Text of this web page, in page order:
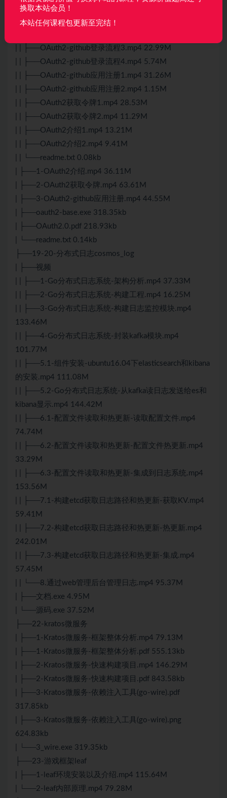
| ├──OAuth2
| | ├──OAuth2-github登录流程1.mp4 51.26M
| | ├──OAuth2-github登录流程3.mp4 22.99M
| | ├──OAuth2-github登录流程4.mp4 5.74M
| | ├──OAuth2-github应用注册1.mp4 31.26M
| | ├──OAuth2-github应用注册2.mp4 1.15M
| | ├──OAuth2获取令牌1.mp4 28.53M
| | ├──OAuth2获取令牌2.mp4 11.29M
| | ├──OAuth2介绍1.mp4 13.21M
| | ├──OAuth2介绍2.mp4 9.41M
| | └──readme.txt 0.08kb
| ├──1-OAuth2介绍.mp4 36.11M
| ├──2-OAuth2获取令牌.mp4 63.61M
| ├──3-OAuth2-github应用注册.mp4 44.55M
| ├──oauth2-base.exe 318.35kb
| ├──OAuth2.0.pdf 218.93kb
| └──readme.txt 0.14kb
├──19-20-分布式日志cosmos_log
| ├──视频
| | ├──1-Go分布式日志系统-架构分析.mp4 37.33M
| | ├──2-Go分布式日志系统-构建工程.mp4 16.25M
| | ├──3-Go分布式日志系统-构建日志监控模块.mp4
133.46M
| | ├──4-Go分布式日志系统-封装kafka模块.mp4
101.77M
| | ├──5.1-组件安装-ubuntu16.04下elasticsearch和kibana
的安装.mp4 111.08M
| | ├──5.2-Go分布式日志系统-从kafka读日志发送给es和
kibana显示.mp4 144.42M
| | ├──6.1-配置文件读取和热更新-读取配置文件.mp4
74.74M
| | ├──6.2-配置文件读取和热更新-配置文件热更新.mp4
33.29M
| | ├──6.3-配置文件读取和热更新-集成到日志系统.mp4
153.56M
| | ├──7.1-构建etcd获取日志路径和热更新-获取KV.mp4
59.41M
| | ├──7.2-构建etcd获取日志路径和热更新-热更新.mp4
242.01M
| | ├──7.3-构建etcd获取日志路径和热更新-集成.mp4
57.45M
| | └──8.通过web管理后台管理日志.mp4 95.37M
| ├──文档.exe 4.95M
| └──源码.exe 37.52M
├──22-kratos微服务
| ├──1-Kratos微服务-框架整体分析.mp4 79.13M
| ├──1-Kratos微服务-框架整体分析.pdf 555.13kb
| ├──2-Kratos微服务-快速构建项目.mp4 146.29M
| ├──2-Kratos微服务-快速构建项目.pdf 843.58kb
| ├──3-Kratos微服务-依赖注入工具(go-wire).pdf
317.85kb
| ├──3-Kratos微服务-依赖注入工具(go-wire).png
624.83kb
| └──3_wire.exe 319.35kb
├──23-游戏框架leaf
| ├──1-leaf环境安装以及介绍.mp4 115.64M
| └──2-leaf内部原理.mp4 79.28M
换取本站会员！
本站任何课程包更新至完结！